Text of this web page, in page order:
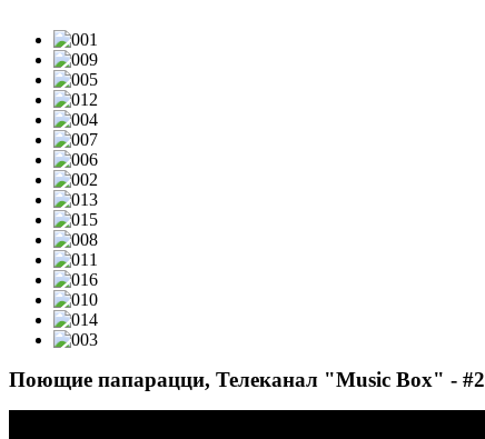
Поющие папарацци, Телеканал "Music Box" - #2